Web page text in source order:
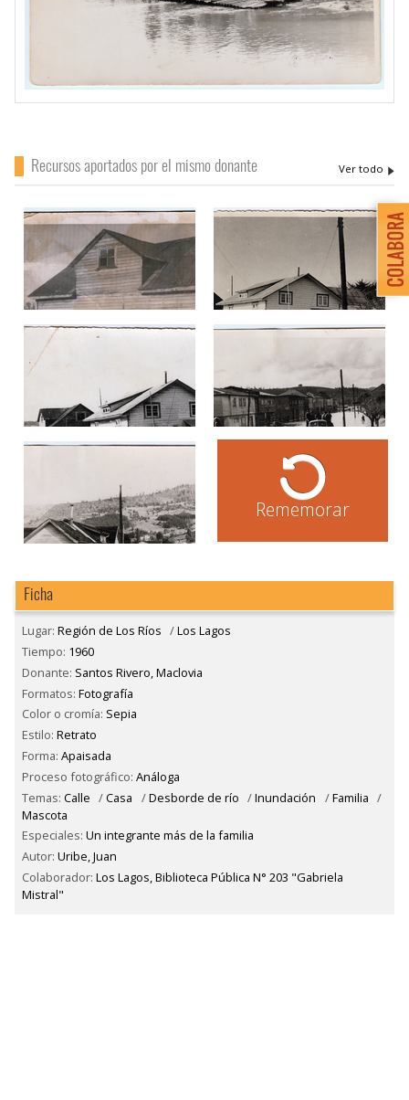
Recursos aportados por el mismo donante
Rememorar
Ficha
Lugar: Región de Los Ríos /Los Lagos
Tiempo: 1960
Donante: Santos Rivero, Maclovia
Formatos: Fotografía
Color o cromía: Sepia
Estilo: Retrato
Forma: Apaisada
Proceso fotográfico: Análoga
Temas: Calle /Casa /Desborde de río /Inundación /Familia /
Mascota
Especiales: Un integrante más de la familia
Autor: Uribe, Juan
Colaborador: Los Lagos, Biblioteca Pública N° 203 "Gabriela
Mistral"